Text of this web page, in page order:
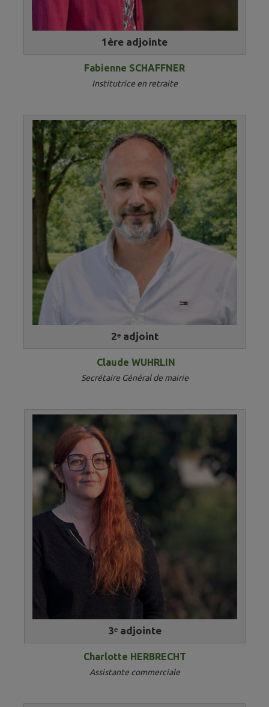
1ère adjointe​​​​​
Fabienne SCHAFFNER
Institutrice en retraite
2ᵉ adjoint
Claude WUHRLIN
Secrétaire Général de mairie
3ᵉ adjointe​​​​​
Charlotte HERBRECHT
Assistante commerciale